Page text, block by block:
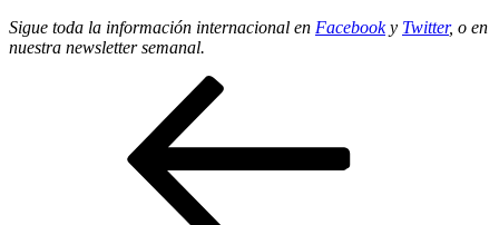
Sigue toda la información internacional en Facebooky Twitter, o en
nuestra newsletter semanal.